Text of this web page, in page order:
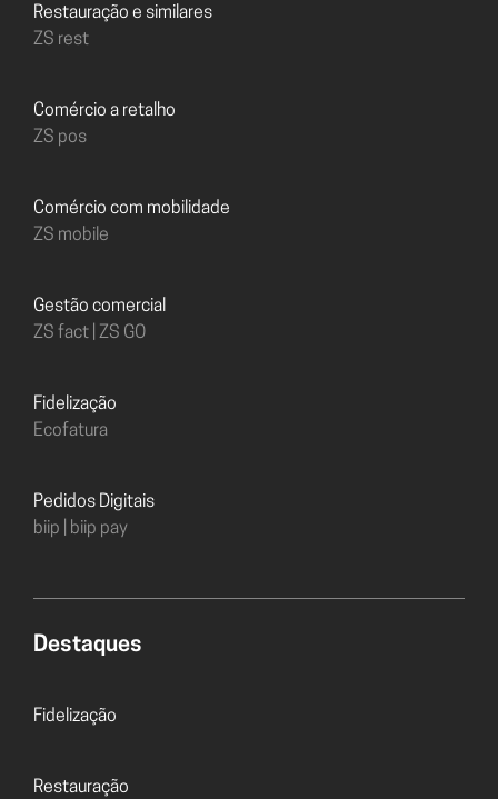
Restauração e similares
ZS rest
Comércio a retalho
ZS pos
Comércio com mobilidade
ZS mobile
Gestão comercial
ZS fact | ZS GO
Fidelização
Ecofatura
Pedidos Digitais
biip | biip pay
Destaques
Fidelização
Restauração